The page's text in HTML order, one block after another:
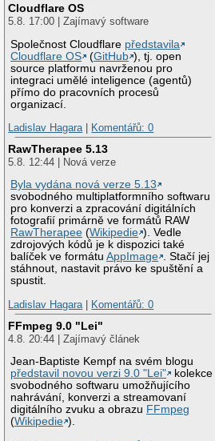
Cloudflare OS
5.8. 17:00 | Zajímavý software
Společnost Cloudflare představila
Cloudflare OS
(GitHub ), tj. open
source platformu navrženou pro
integraci umělé inteligence (agentů)
přímo do pracovních procesů
organizací.
Ladislav Hagara| Komentářů: 0
RawTherapee 5.13
5.8. 12:44 | Nová verze
Byla vydána nová verze 5.13
svobodného multiplatformního softwaru
pro konverzi a zpracování digitálních
fotografií primárně ve formátů RAW
RawTherapee (Wikipedie ). Vedle
zdrojových kódů je k dispozici také
balíček ve formátuAppImage . Stačí jej
stáhnout, nastavit právo ke spuštění a
spustit.
Ladislav Hagara| Komentářů: 0
FFmpeg 9.0 "Lei"
4.8. 20:44 | Zajímavý článek
Jean-Baptiste Kempf na svém blogu
představil novou verzi 9.0 "Lei"
kolekce
svobodného softwaru umožňujícího
nahrávání, konverzi a streamovaní
digitálního zvuku a obrazu FFmpeg
(Wikipedie ).